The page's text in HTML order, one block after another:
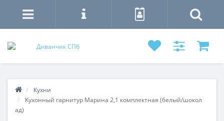
Кухни
Кухонный гарнитур Марина 2,1 комплектная (белый/шокол
ад)